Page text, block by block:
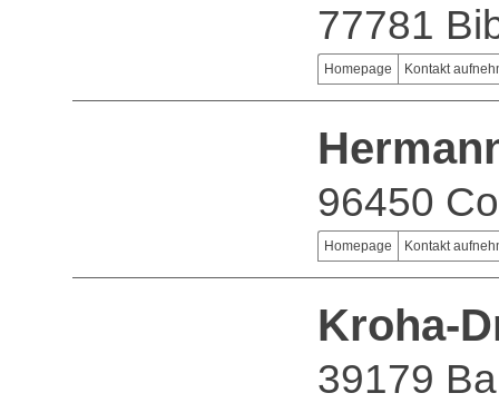
77781
Homepage Kontakt
96450
Homepage Kontakt
Kroha-
39179